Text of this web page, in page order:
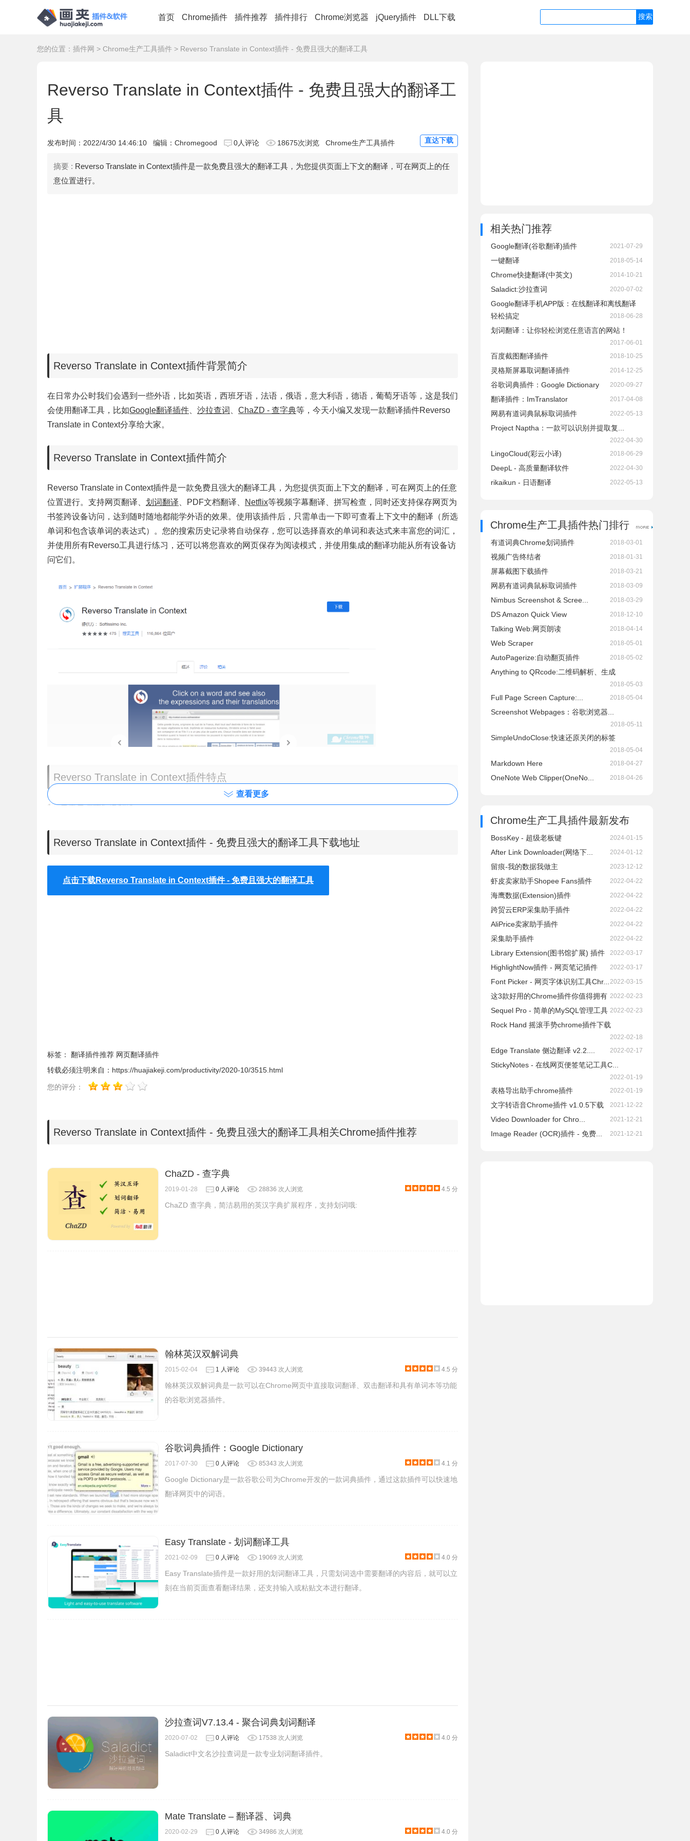
首页 Chrome插件 插件推荐 插件排行 Chrome浏览器 jQuery插件 DLL下载
您的位置： 插件网 > Chrome生产工具插件 > Reverso Translate in Context插件 - 免费且强大的翻译工具
Reverso Translate in Context插件 - 免费且强大的翻译工
具
发布时间： 2022/4/30 14:46:10 编辑：Chromegood 0人评论 18675次浏览 Chrome生产工具插件 直达下载
摘要 : Reverso Translate in Context插件是一款免费且强大的翻译工具，为您提供页面上下文的翻译，可在网页上的任
意位置进行。
Reverso Translate in Context插件背景简介
在日常办公时我们会遇到一些外语，比如英语，西班牙语，法语，俄语，意大利语，德语，葡萄牙语等，这是我们
会使用翻译工具，比如Google翻译插件 沙拉查词 ChaZD - 查字典等，今天小编又发现一款翻译插件Reverso
Translate in Context分享给大家。
Reverso Translate in Context插件简介
Reverso Translate in Context插件是一款免费且强大的翻译工具，为您提供页面上下文的翻译，可在网页上的任意
位置进行。支持网页翻译、 划词翻译 、PDF文档翻译、 Netflix等视频字幕翻译、拼写检查，同时还支持保存网页为
书签跨设备访问，达到随时随地都能学外语的效果。使用该插件后，只需单击一下即可查看上下文中的翻译（所选
单词和包含该单词的表达式）。您的搜索历史记录将自动保存，您可以选择喜欢的单词和表达式来丰富您的词汇，
并使用所有Reverso工具进行练习，还可以将您喜欢的网页保存为阅读模式，并使用集成的翻译功能从所有设备访
问它们。
Reverso Translate in Context插件特点
1、单击单词或短语翻译。
3、使用AI驱动的机器翻译翻译选定的文本片段
5、将想要记住的单词添加到短语簿中
6、以文本形式保存您喜欢的网页，方便阅读和翻译
7、翻译历史记录
1、Reverso Translate in Context插件离线安装的方法参照一下方法：老版本Chrome浏览器，首先在标签页输入
【chrome://extensions/】进入chrome扩展程序，解压你在本站下载的插件，并拖入扩展程序页即可。
3、插件安装后会出现在浏览器 右上方的插件栏中。
查看更多
Reverso Translate in Context插件 - 免费且强大的翻译工具下载地址
点击下载Reverso Translate in Context插件 - 免费且强大的翻译工具
标签： 翻译插件推荐 网页翻译插件
转载必须注明来自： https://huajiakeji.com/productivity/2020-10/3515.html
您的评分：
Reverso Translate in Context插件 - 免费且强大的翻译工具相关Chrome插件推荐
ChaZD - 查字典
2019-01-28 0 人评论 28836 次人浏览 4.5 分
ChaZD 查字典，简洁易用的英汉字典扩展程序，支持划词哦:
翰林英汉双解词典
2015-02-04 1 人评论 39443 次人浏览 4.5 分
翰林英汉双解词典是一款可以在Chrome网页中直接取词翻译、双击翻译和具有单词本等功能
的谷歌浏览器插件。
谷歌词典插件：Google Dictionary
2017-07-30 0 人评论 85343 次人浏览 4.1 分
Google Dictionary是一款谷歌公司为Chrome开发的一款词典插件，通过这款插件可以快速地
翻译网页中的词语。
Easy Translate - 划词翻译工具
2021-02-09 0 人评论 19069 次人浏览 4.0 分
Easy Translate插件是一款好用的划词翻译工具，只需划词选中需要翻译的内容后，就可以立
刻在当前页面查看翻译结果，还支持输入或粘贴文本进行翻译。
沙拉查词V7.13.4 - 聚合词典划词翻译
2020-07-02 0 人评论 17538 次人浏览 4.0 分
Saladict中文名沙拉查词是一款专业划词翻译插件。
Mate Translate – 翻译器、词典
2020-02-29 0 人评论 34986 次人浏览 4.0 分
相关热门推荐
Google翻译(谷歌翻译)插件 2021-07-29
一键翻译 2018-05-14
Chrome快捷翻译(中英文) 2014-10-21
Saladict:沙拉查词 2020-07-02
Google翻译手机APP版：在线翻译和离线翻译
轻松搞定
2018-06-28
划词翻译：让你轻松浏览任意语言的网站！
2017-06-01
百度截图翻译插件 2018-10-25
灵格斯屏幕取词翻译插件 2014-12-25
谷歌词典插件：Google Dictionary 2020-09-27
翻译插件：ImTranslator 2017-04-08
网易有道词典鼠标取词插件 2022-05-13
Project Naptha：一款可以识别并提取复...
2022-04-30
LingoCloud(彩云小译) 2018-06-29
DeepL - 高质量翻译软件 2022-04-30
rikaikun - 日语翻译 2022-05-13
Chrome生产工具插件热门排行
有道词典Chrome划词插件 2018-03-01
视频广告终结者 2018-01-31
屏幕截图下载插件 2018-03-21
网易有道词典鼠标取词插件 2018-03-09
Nimbus Screenshot & Scree... 2018-03-29
DS Amazon Quick View 2018-12-10
Talking Web:网页朗读 2018-04-14
Web Scraper 2018-05-01
AutoPagerize:自动翻页插件 2018-05-02
Anything to QRcode:二维码解析、生成
2018-05-03
Full Page Screen Capture:... 2018-05-04
Screenshot Webpages：谷歌浏览器...
2018-05-11
SimpleUndoClose:快速还原关闭的标签
2018-05-04
Markdown Here 2018-04-27
OneNote Web Clipper(OneNo... 2018-04-26
Chrome生产工具插件最新发布
BossKey - 超级老板键 2024-01-15
After Link Downloader(网络下... 2024-01-12
留痕-我的数据我做主 2023-12-12
虾皮卖家助手Shopee Fans插件 2022-04-22
海鹰数据(Extension)插件 2022-04-22
跨贸云ERP采集助手插件 2022-04-22
AliPrice卖家助手插件 2022-04-22
采集助手插件 2022-04-22
Library Extension(图书馆扩展) 插件 2022-03-17
HighlightNow插件 - 网页笔记插件 2022-03-17
Font Picker - 网页字体识别工具Chr... 2022-03-15
这3款好用的Chrome插件你值得拥有 2022-02-23
Sequel Pro - 简单的MySQL管理工具 2022-02-23
Rock Hand 摇滚手势chrome插件下载
2022-02-18
Edge Translate 侧边翻译 v2.2.... 2022-02-17
StickyNotes - 在线网页便签笔记工具C...
2022-01-19
表格导出助手chrome插件 2022-01-19
文字转语音Chrome插件 v1.0.5下载 2021-12-22
Video Downloader for Chro... 2021-12-21
Image Reader (OCR)插件 - 免费... 2021-12-21